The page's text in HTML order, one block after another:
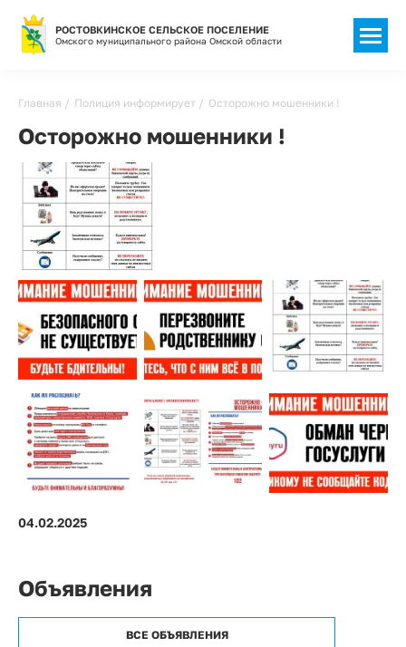
РОСТОВКИНСКОЕ СЕЛЬСКОЕ ПОСЕЛЕНИЕ
Омского муниципального района Омской области
Строка
навигации
Главная Полиция информирует Осторожно мошенники !
Осторожно мошенники !
04.02.2025
Объявления
ВСЕ ОБЪЯВЛЕНИЯ